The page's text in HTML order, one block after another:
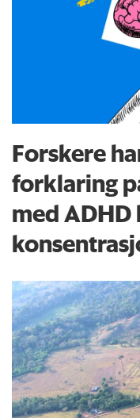
Forskere
forklaring
med ADHD